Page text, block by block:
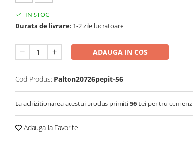
IN STOC
Durata de livrare: 1-2 zile lucratoare
ADAUGA IN COS
Cod Produs: Palton20726pepit-56
La achizitionarea acestui produs primiti56 Lei pentru
Adauga la Favorite